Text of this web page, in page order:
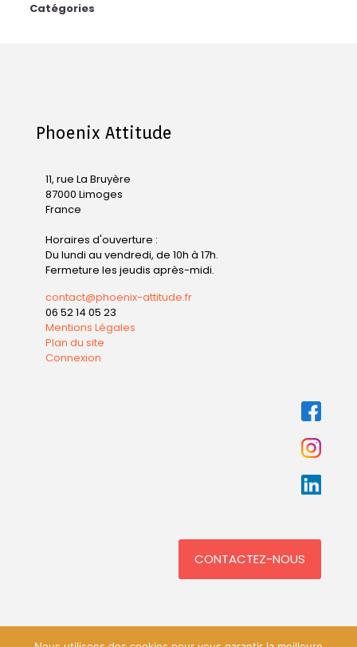
Catégories
Phoenix Attitude
11, rue La Bruyère
87000 Limoges
France
Horaires d'ouverture :
Du lundi au vendredi, de 10h à 17h.
Fermeture les jeudis après-midi.
contact@phoenix-attitude.fr
06 52 14 05 23
Mentions Légales
Plan du site
Connexion
CONTACTEZ-NOUS